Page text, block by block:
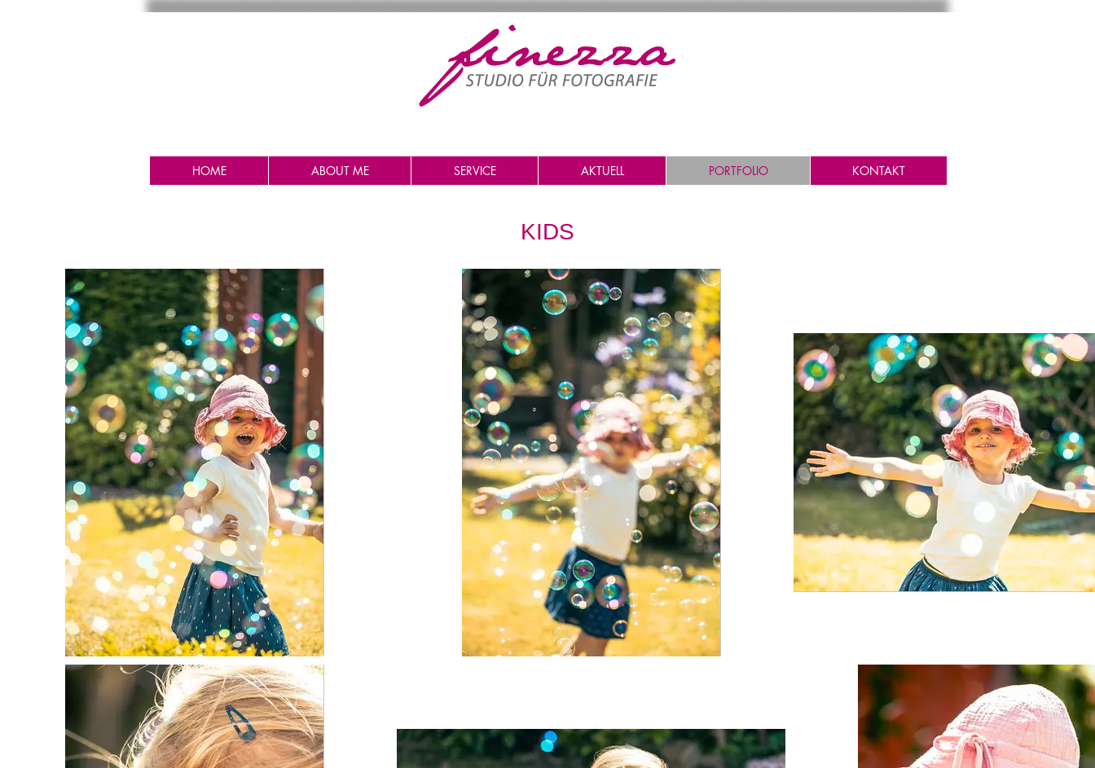
HOME ABOUT ME SERVICE AKTUELL PORTFOLIO KONTAKT
KIDS